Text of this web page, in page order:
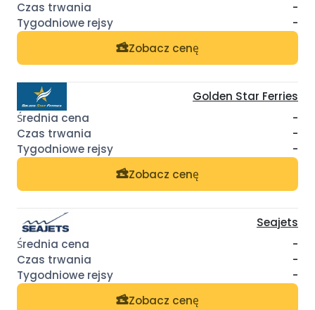
-
-
Zobacz cenę
Golden Star Ferries
-
-
-
Zobacz cenę
Seajets
-
-
-
Zobacz cenę